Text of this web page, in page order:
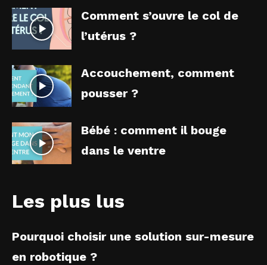
Comment s’ouvre le col de
l’utérus ?
Accouchement, comment
pousser ?
Bébé : comment il bouge
dans le ventre
Les plus lus
Pourquoi choisir une solution sur-mesure
en robotique ?